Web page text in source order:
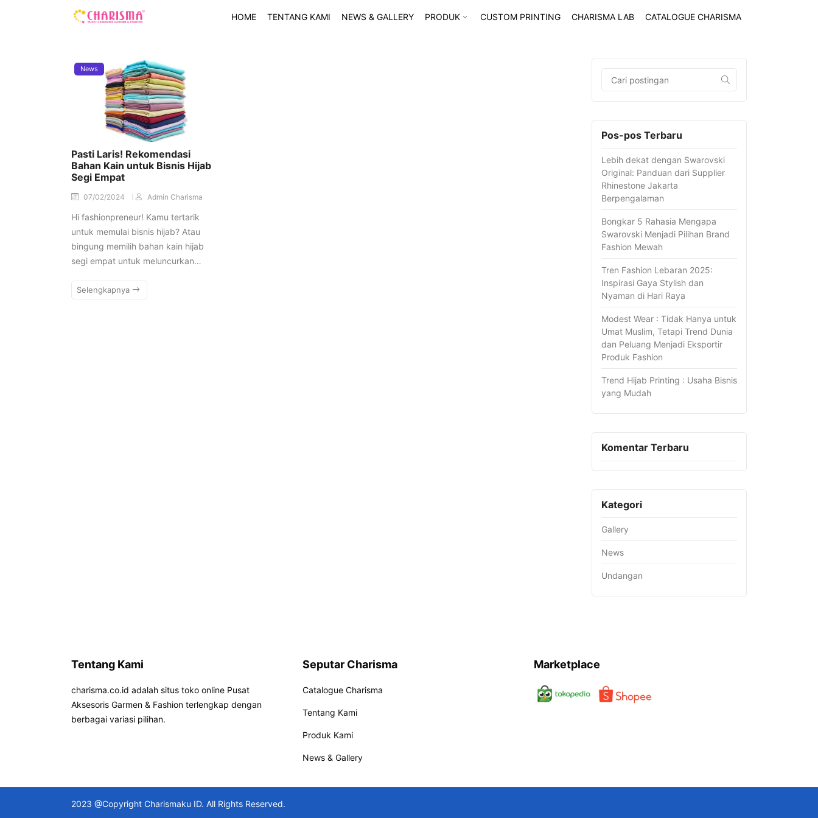
HOME TENTANG KAMI NEWS & GALLERY PRODUK CUSTOM PRINTING CHARISMA LAB CATALOGUE CHARISMA
News
Pasti Laris! Rekomendasi
Bahan Kain untuk Bisnis Hijab
Segi Empat
07/02/2024 Admin Charisma
Hi fashionpreneur! Kamu tertarik
untuk memulai bisnis hijab? Atau
bingung memilih bahan kain hijab
segi empat untuk meluncurkan…
Selengkapnya
Pos-pos Terbaru
Lebih dekat dengan Swarovski
Original: Panduan dari Supplier
Rhinestone Jakarta
Berpengalaman
Bongkar 5 Rahasia Mengapa
Swarovski Menjadi Pilihan Brand
Fashion Mewah
Tren Fashion Lebaran 2025:
Inspirasi Gaya Stylish dan
Nyaman di Hari Raya
Modest Wear : Tidak Hanya untuk
Umat Muslim, Tetapi Trend Dunia
dan Peluang Menjadi Eksportir
Produk Fashion
Trend Hijab Printing : Usaha Bisnis
yang Mudah
Komentar Terbaru
Kategori
Gallery
News
Undangan
Tentang Kami
charisma.co.id adalah situs toko online Pusat
Aksesoris Garmen & Fashion terlengkap dengan
berbagai variasi pilihan.
Seputar Charisma
Catalogue Charisma
Tentang Kami
Produk Kami
News & Gallery
Marketplace
2023 @Copyright Charismaku ID. All Rights Reserved.